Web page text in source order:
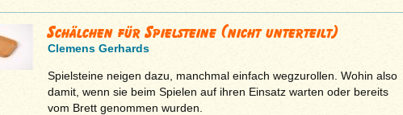
Schälchen für Spielsteine (nicht unterteilt)
Clemens Gerhards
Spielsteine neigen dazu, manchmal einfach wegzurollen. Wohin also
damit, wenn sie beim Spielen auf ihren Einsatz warten oder bereits
vom Brett genommen wurden.